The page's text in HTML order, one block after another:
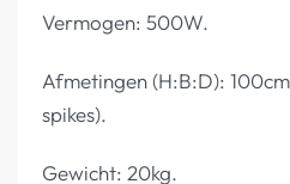
Vermogen: 500W.
Afmetingen (H:B:D):
spikes).
Gewicht: 20kg.